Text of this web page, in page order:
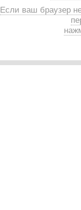
Если ваш браузер